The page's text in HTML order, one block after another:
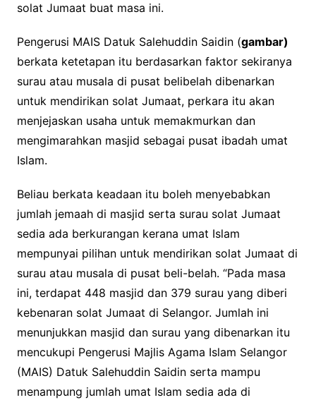
solat Jumaat buat masa ini.
Pengerusi MAIS Datuk Salehuddin Saidin (gambar)
berkata ketetapan itu berdasarkan faktor sekiranya
surau atau musala di pusat belibelah dibenarkan
untuk mendirikan solat Jumaat, perkara itu akan
menjejaskan usaha untuk memakmurkan dan
mengimarahkan masjid sebagai pusat ibadah umat
Islam.
Beliau berkata keadaan itu boleh menyebabkan
jumlah jemaah di masjid serta surau solat Jumaat
sedia ada berkurangan kerana umat Islam
mempunyai pilihan untuk mendirikan solat Jumaat di
surau atau musala di pusat beli-belah. “Pada masa
ini, terdapat 448 masjid dan 379 surau yang diberi
kebenaran solat Jumaat di Selangor. Jumlah ini
menunjukkan masjid dan surau yang dibenarkan itu
mencukupi Pengerusi Majlis Agama Islam Selangor
(MAIS) Datuk Salehuddin Saidin serta mampu
menampung jumlah umat Islam sedia ada di